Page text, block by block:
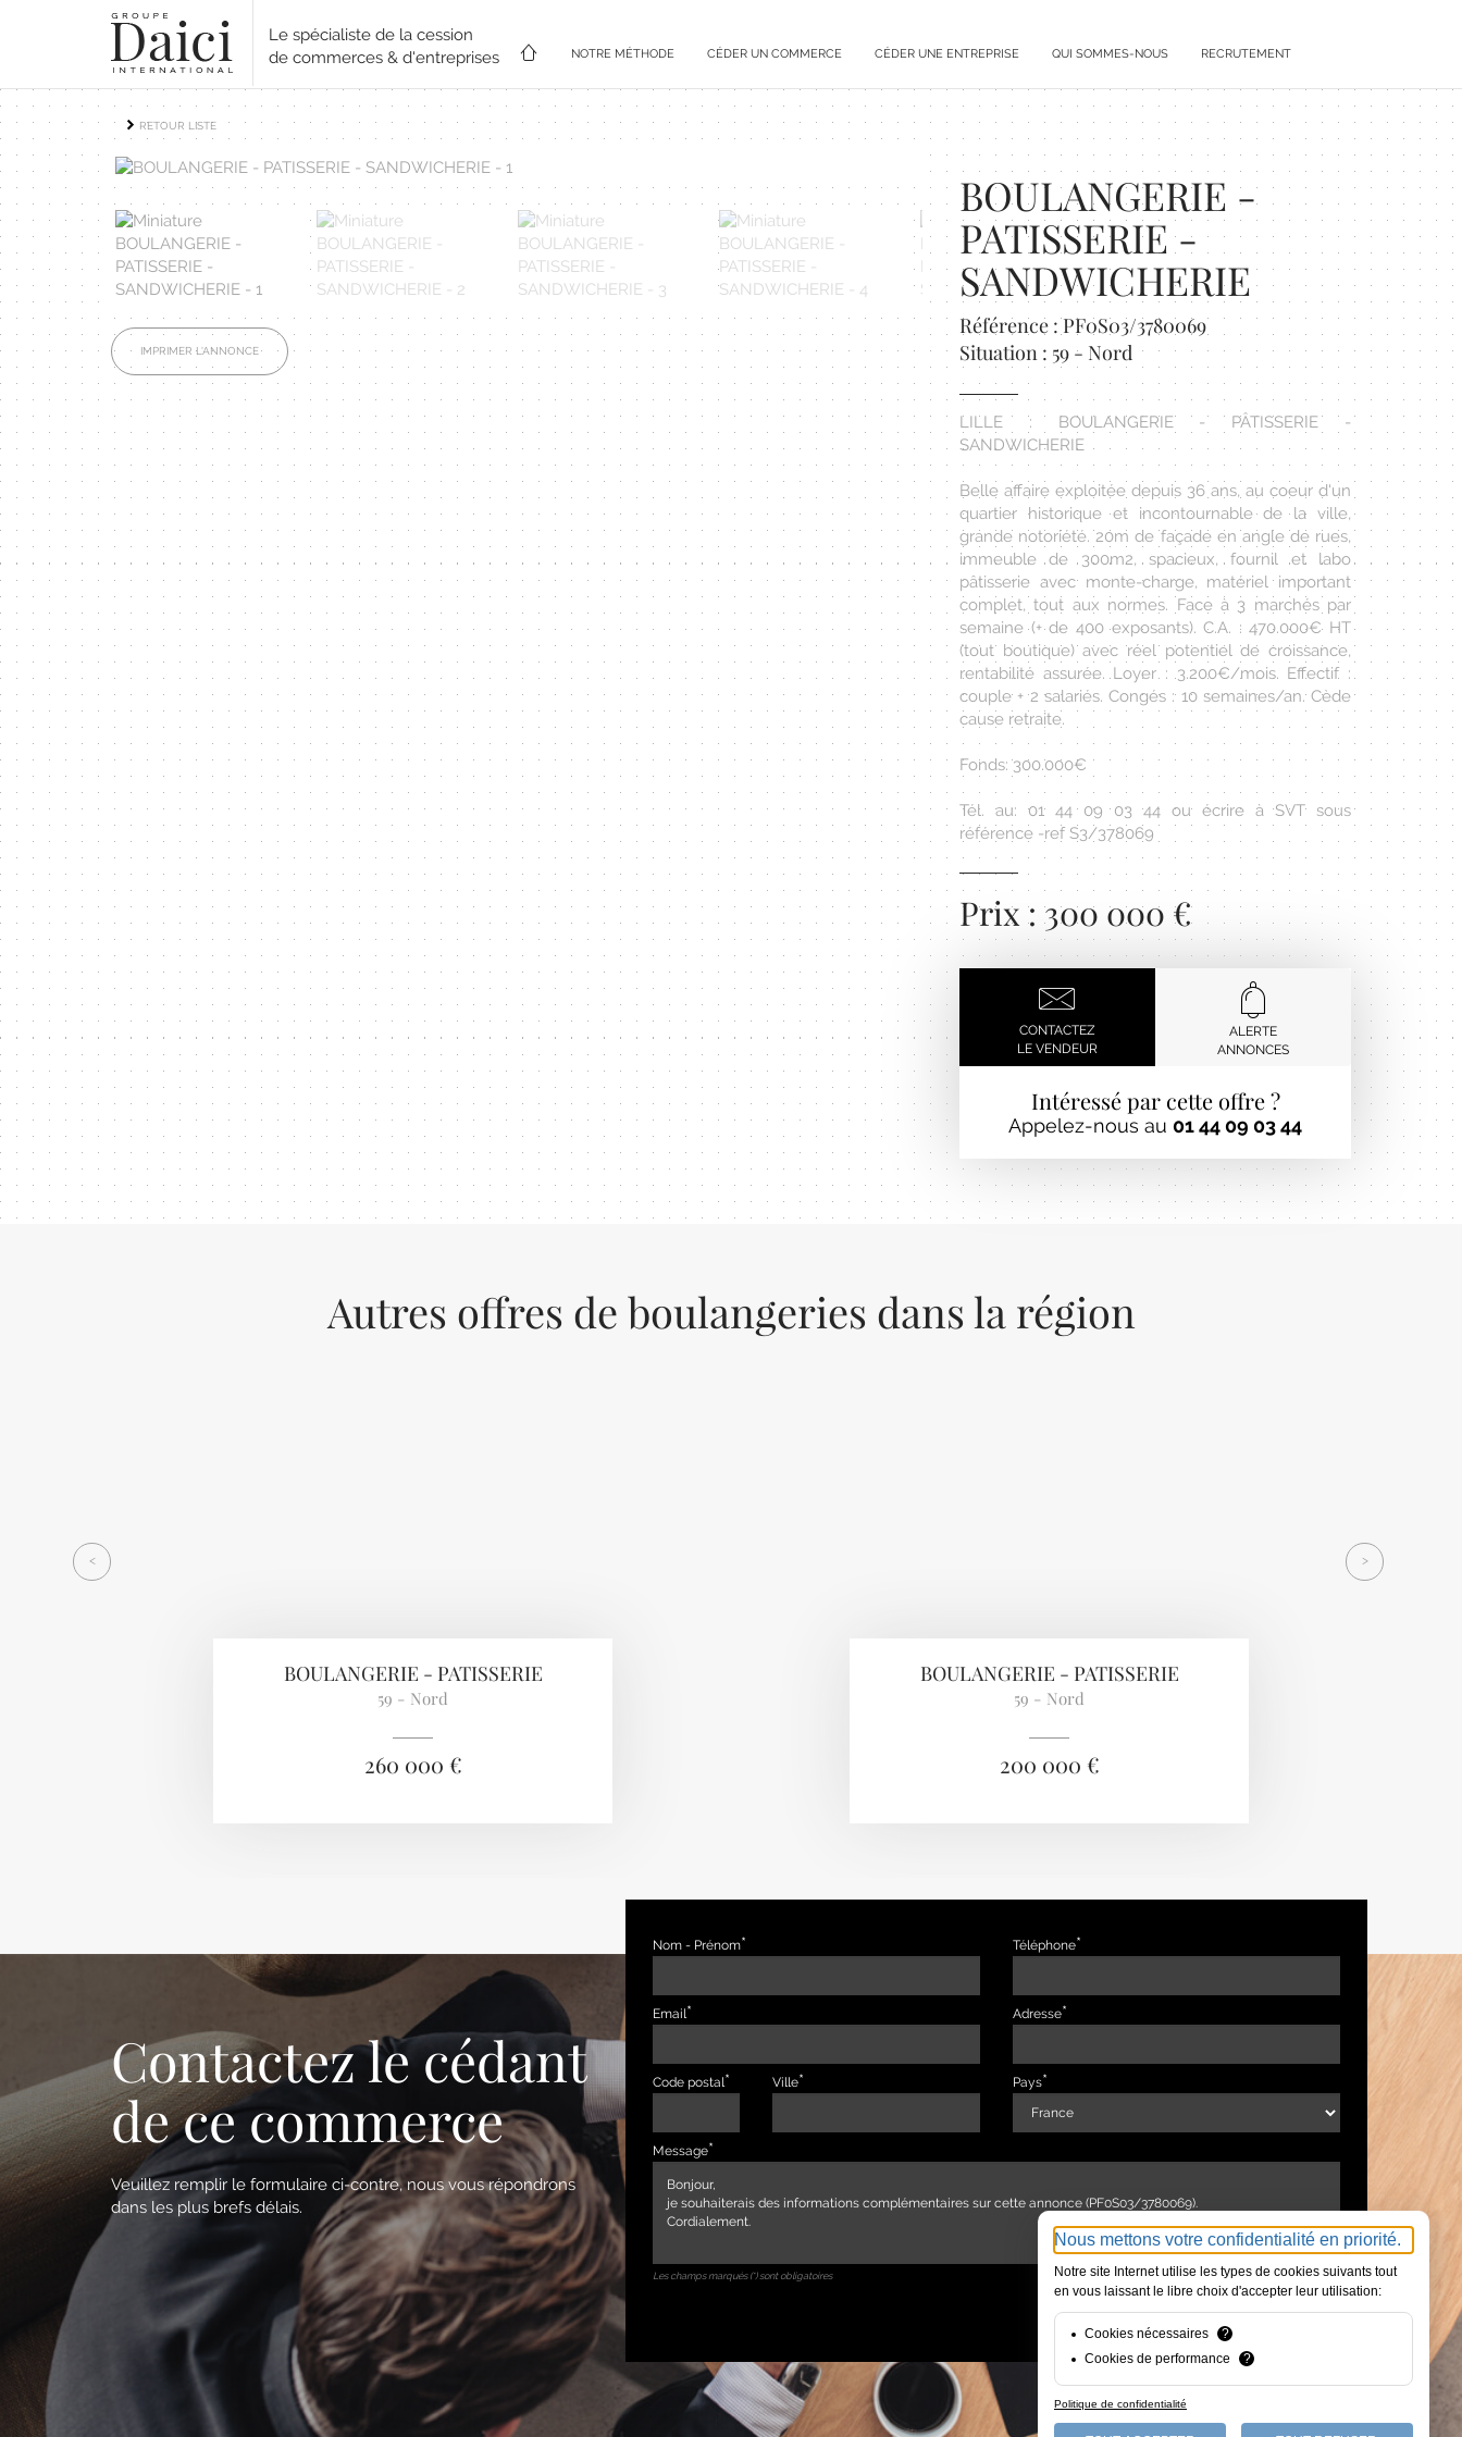
Le spécialiste de la cession
de commerces & d'entreprises
NOTRE MÉTHODE CÉDER UN COMMERCE CÉDER UNE ENTREPRISE QUI SOMMES-NOUS RECRUTEMENT
RETOUR LISTE
IMPRIMER L'ANNONCE
BOULANGERIE -
PATISSERIE -
SANDWICHERIE
Référence : PF0S03/3780069
Situation : 59 - Nord
LILLE : BOULANGERIE - PÂTISSERIE -
SANDWICHERIE
Belle affaire exploitée depuis 36 ans, au coeur d'un
quartier historique et incontournable de la ville,
grande notoriété. 20m de façade en angle de rues,
immeuble de 300m2, spacieux, fournil et labo
pâtisserie avec monte-charge, matériel important
complet, tout aux normes. Face à 3 marchés par
semaine (+ de 400 exposants). C.A. : 470.000€ HT
(tout boutique) avec réel potentiel de croissance,
rentabilité assurée. Loyer : 3.200€/mois. Effectif :
couple + 2 salariés. Congés : 10 semaines/an. Cède
cause retraite.
Fonds: 300.000€
Tél. au: 01 44 09 03 44 ou écrire à SVT sous
référence -ref S3/378069
Prix : 300 000 €
CONTACTEZ
LE VENDEUR
ALERTE
ANNONCES
Intéressé par cette offre ?
Appelez-nous au 01 44 09 03 44
Autres offres de boulangeries dans la région
BOULANGERIE - PATISSERIE
59 - Nord
260 000 €
BOULANGERIE - PATISSERIE
59 - Nord
200 000 €
< >
Contactez le cédant
de ce commerce
Veuillez remplir le formulaire ci-contre, nous vous répondrons
dans les plus brefs délais.
Nom - Prénom Téléphone
Email Adresse
Code postal Ville Pays
Message
Les champs marqués (*) sont obligatoires
Nous mettons votre confidentialité en priorité.
Notre site Internet utilise les types de cookies suivants tout
en vous laissant le libre choix d'accepter leur utilisation:
Cookies nécessaires
?
Cookies de performance
?
Politique de confidentialité